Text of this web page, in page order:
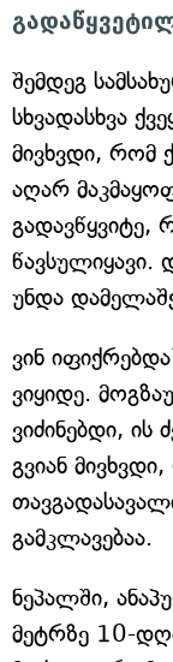
შემდეგ
სხვადასხვა
მივხვდი, რომ
აღარ
წავსულიყავი.
უნდა
ვინ
ვიყიდე.
ვიძინებდი, ის
გვიან
გამკლავებაა.
ნეპალში,
მეტრზე 10-